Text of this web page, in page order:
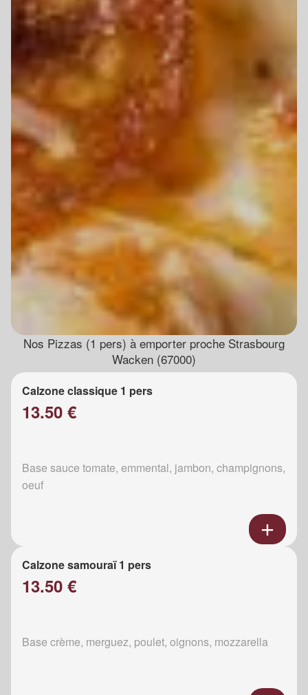
Nos Pizzas (1 pers) à emporter proche Strasbourg
Wacken (67000)
Calzone classique 1 pers
13.50 €
Base sauce tomate, emmental, jambon, champignons,
oeuf
Calzone samouraï 1 pers
13.50 €
Base crème, merguez, poulet, oignons, mozzarella